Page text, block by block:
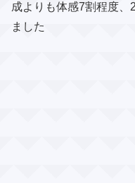
成よりも体感7割程度、
ました